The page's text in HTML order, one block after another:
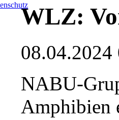
WLZ:
08.04.2024
NABU-
Amphibien